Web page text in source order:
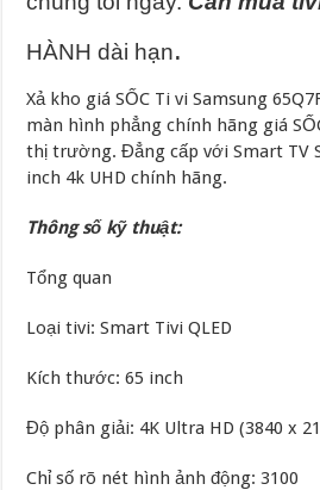
HÀNH dài hạn.
Xả kho giá SỐC Ti vi Samsung
màn hình phẳng chính hãng giá
thị trường. Đẳng cấp với Smart TV
inch 4k UHD chính hãng.
Thông số kỹ thuật:
Tổng quan
Loại tivi: Smart Tivi QLED
Kích thước: 65 inch
Độ phân giải: 4K Ultra HD (3840 x
Chỉ số rõ nét hình ảnh động: 3100